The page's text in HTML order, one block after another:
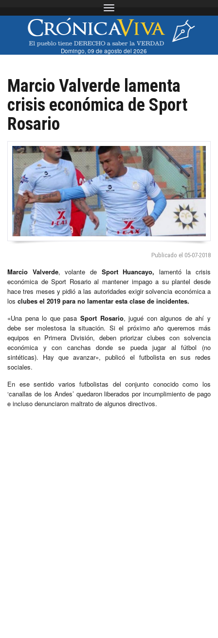
Toggle navigation
Domingo, 09 de agosto del 2026
Marcio Valverde lamenta
crisis económica de Sport
Rosario
Publicado el 05-07-2018
Marcio Valverde, volante deSport Huancayo, lamentó la crisis
económica de Sport Rosario al mantener impago a su plantel desde
hace tres meses y pidió a las autoridades exigir solvencia económica a
los clubes el 2019 para no lamentar esta clase de incidentes.
«Una pena lo que pasa Sport Rosario, jugué con algunos de ahí y
debe ser molestosa la situación. Si el próximo año queremos más
equipos en Primera División, deben priorizar clubes con solvencia
económica y con canchas donde se pueda jugar al fútbol (no
sintéticas). Hay que avanzar», publicó el futbolista en sus redes
sociales.
En ese sentido varios futbolistas del conjunto conocido como los
‘canallas de los Andes’ quedaron liberados por incumplimiento de pago
e incluso denunciaron maltrato de algunos directivos.